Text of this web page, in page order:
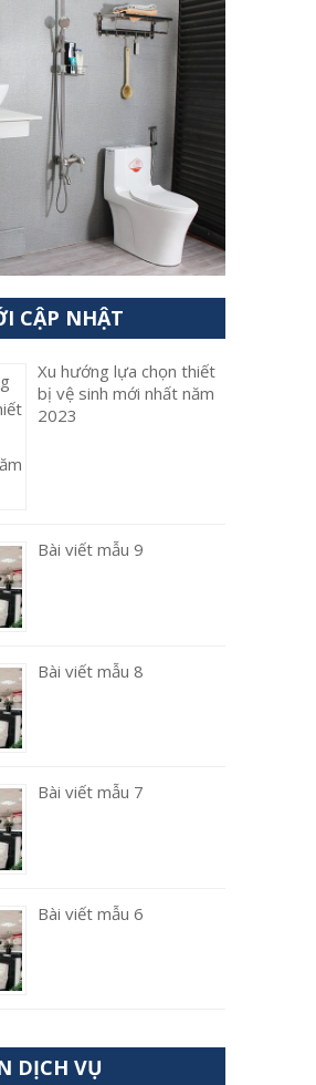
CẬP NHẬT
Xu hướng lựa chọn thiết
bị vệ sinh mới nhất năm
2023
Bài viết mẫu 9
Bài viết mẫu 8
Bài viết mẫu 7
Bài viết mẫu 6
DỊCH VỤ